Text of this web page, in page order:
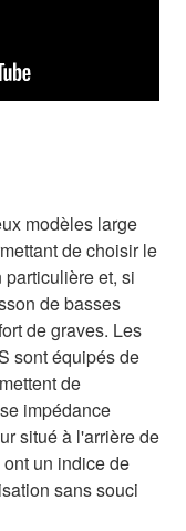
modèles large
de choisir le
et, si
de basses
de graves. Les
sont équipés de
de
impédance
situé à l'arrière de
un indice de
sans souci